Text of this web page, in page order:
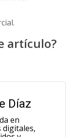
artículo?
Díaz
en
digitales,